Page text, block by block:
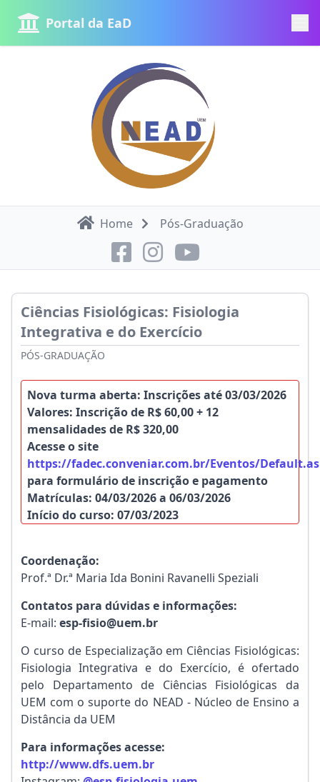
Portal da EaD
Home Pós-Graduação
Ciências Fisiológicas: Fisiologia
Integrativa e do Exercício
PÓS-GRADUAÇÃO
Nova turma aberta: Inscrições até 03/03/2026
Valores: Inscrição de R$ 60,00 + 12
mensalidades de R$ 320,00
Acesse o site
https://fadec.conveniar.com.br/Eventos/
para formulário de inscrição e pagamento
Matrículas: 04/03/2026 a 06/03/2026
Início do curso: 07/03/2023
Coordenação:
Prof.ª Dr.ª Maria Ida Bonini Ravanelli Speziali
Contatos para dúvidas e informações:
E-mail: esp-fisio@uem.br
O curso de Especialização em Ciências Fisiológicas:
Fisiologia Integrativa e do Exercício, é ofertado
pelo Departamento de Ciências Fisiológicas da
UEM com o suporte do NEAD - Núcleo de Ensino a
Distância da UEM
Para informações acesse:
http://www.dfs.uem.br